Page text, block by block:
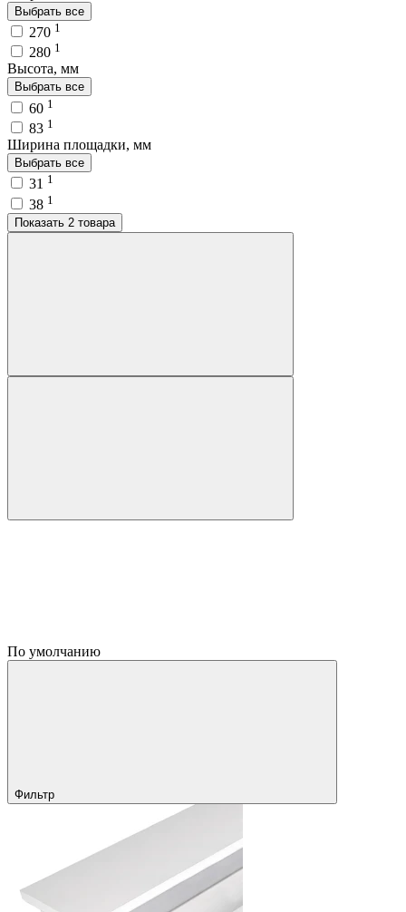
Выбрать все
270 1
280 1
Высота, мм
Выбрать все
60 1
83 1
Ширина площадки, мм
Выбрать все
31 1
38 1
Показать 2 товара
По умолчанию
Фильтр